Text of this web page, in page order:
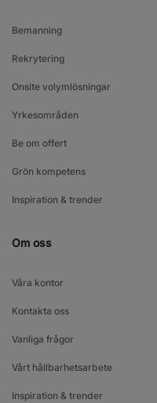
Bemanning
Rekrytering
Onsite volymlösningar
Yrkesområden
Be om offert
Grön kompetens
Inspiration & trender
Om oss
Våra kontor
Kontakta oss
Vanliga frågor
Vårt hållbarhetsarbete
Inspiration & trender